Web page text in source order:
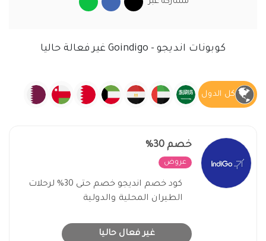
كوبونات انديجو - Goindigo غير فعالة حاليا
كل الدول
خصم 30%
عروض
كود خصم انديجو خصم حتى 30% لرحلات
الطيران المحلية والدولية
غير فعال حاليا